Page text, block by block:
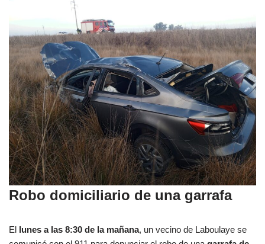
Robo domiciliario de una garrafa
El lunes a las 8:30 de la mañana, un vecino de Laboulaye se